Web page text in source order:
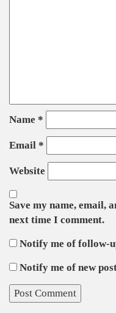
Name *
Email *
Website
Save my name, email,
next time I comment.
Notify me of follow-
Notify me of new